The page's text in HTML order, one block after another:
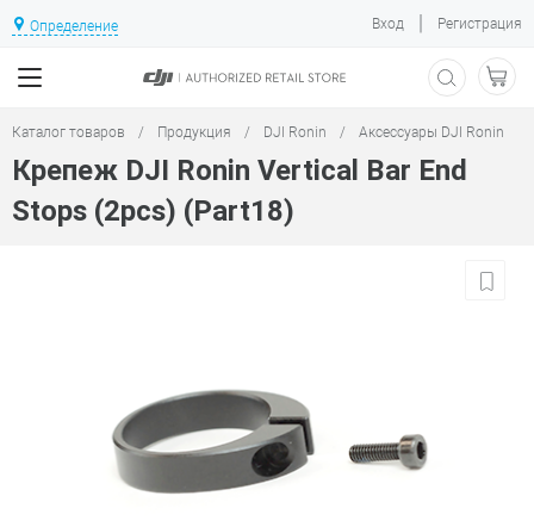
Определение Вход | Регистрация
Каталог товаров / Продукция / DJI Ronin / Аксессуары DJI Ronin
Крепеж DJI Ronin Vertical Bar End
Stops (2pcs) (Part18)